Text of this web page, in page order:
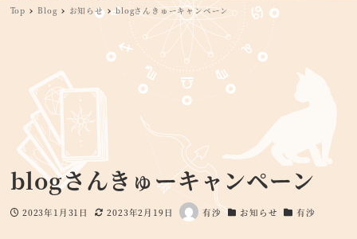
Top Blog お知らせ blogさんきゅーキャンペーン
blogさんきゅーキャンペーン
投稿日
2023年1月31日
更新日
2023年2月19日
著
有沙
カテゴリー
お知らせ
カテゴリー
有沙